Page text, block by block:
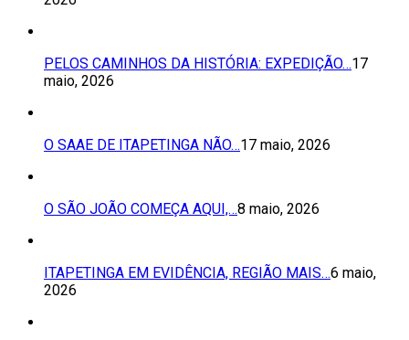
PELOS CAMINHOS DA HISTÓRIA: EXPEDIÇÃO…17
maio, 2026
O SAAE DE ITAPETINGA NÃO…17 maio, 2026
O SÃO JOÃO COMEÇA AQUI,…8 maio, 2026
ITAPETINGA EM EVIDÊNCIA, REGIÃO MAIS…6 maio,
2026